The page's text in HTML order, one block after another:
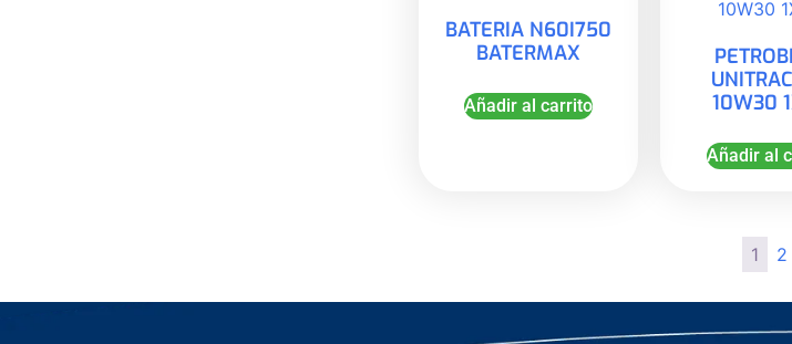
BATERIA N60I750
BATERMAX
Añadir al carrito
10W30
Añadir al
1 2